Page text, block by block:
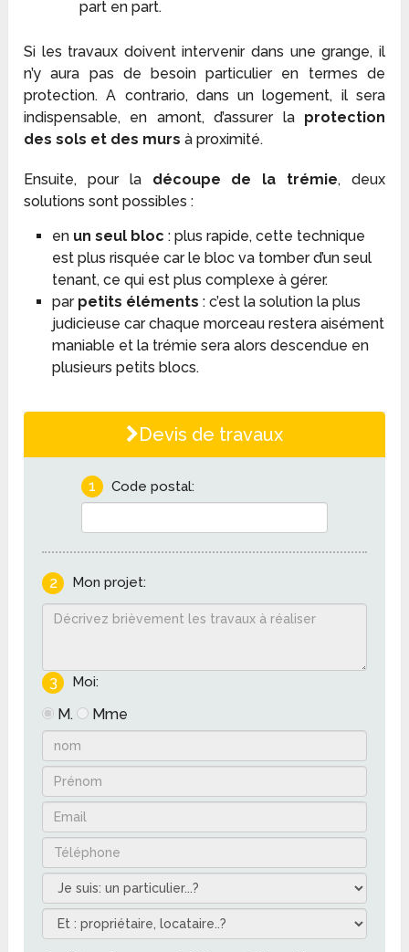
part en part.
Si les travaux doivent intervenir dans une grange, il
n’y aura pas de besoin particulier en termes de
protection. A contrario, dans un logement, il sera
indispensable, en amont, d’assurer la protection
des sols et des murs à proximité.
Ensuite, pour la découpe de la trémie, deux
solutions sont possibles :
en un seul bloc : plus rapide, cette technique
est plus risquée car le bloc va tomber d’un seul
tenant, ce qui est plus complexe à gérer.
par petits éléments : c’est la solution la plus
judicieuse car chaque morceau restera aisément
maniable et la trémie sera alors descendue en
plusieurs petits blocs.
Devis de travaux
1 Code postal:
2 Mon projet:
3 Moi:
M. Mme